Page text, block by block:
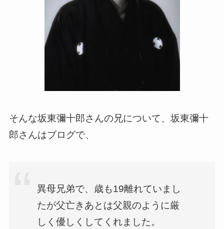
そんな坂東彌十郎さんの兄について、坂東彌十
郎さんはブログで、
異母兄弟で、歳も19離れていまし
たが父亡きあとは父親のように厳
しく優しくしてくれました。